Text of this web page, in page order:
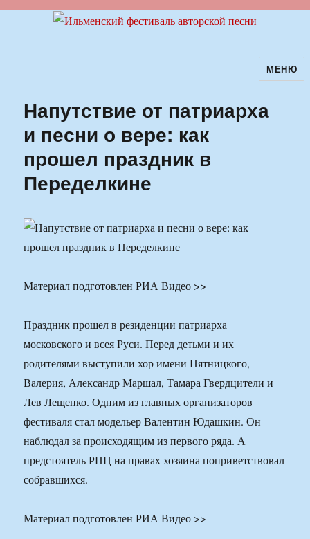
Ильменский фестиваль авторскойМЕНЮ
Напутствие от патриарха
и песни о вере: как
прошел праздник в
Переделкине
Материал подготовлен РИА Видео >>
Праздник прошел в резиденции патриарха
московского и всея Руси. Перед детьми и их
родителями выступили хор имени Пятницкого,
Валерия, Александр Маршал, Тамара Гвердцители и
Лев Лещенко. Одним из главных организаторов
фестиваля стал модельер Валентин Юдашкин. Он
наблюдал за происходящим из первого ряда. А
предстоятель РПЦ на правах хозяина поприветствовал
собравшихся.
Материал подготовлен РИА Видео >>